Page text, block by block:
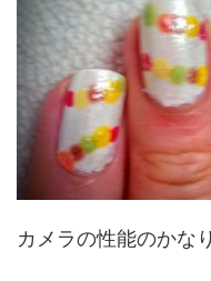
カメラの性能のかな